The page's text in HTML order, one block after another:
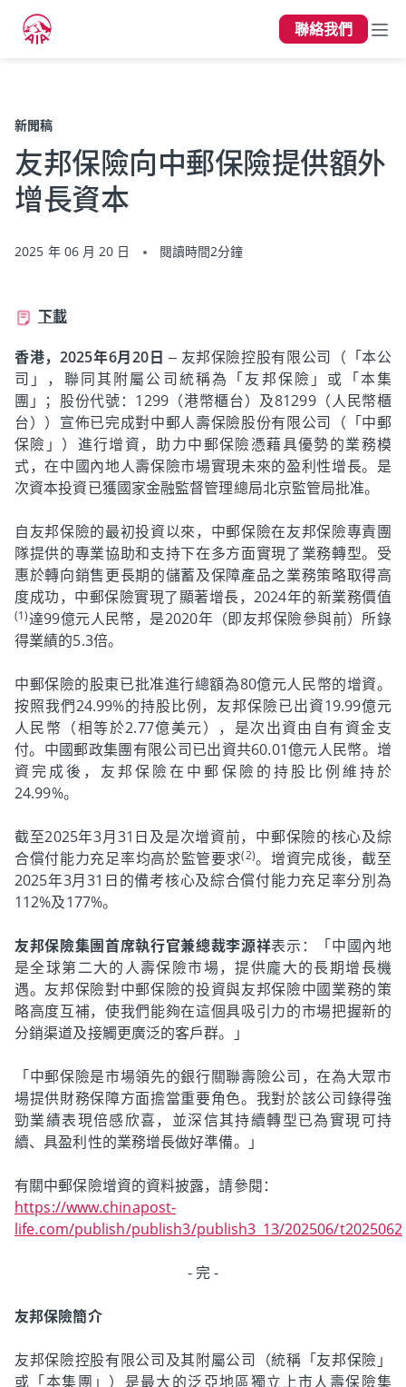
聯絡我們
新聞稿
友邦保險向中郵保險提供額外
增長資本
2025 年 06 月 20 日 閱讀時間2分鐘
下載
香港，2025年6月20日 – 友邦保險控股有限公司（「本公
司」，聯同其附屬公司統稱為「友邦保險」或「本集
團」；股份代號：1299（港幣櫃台）及81299（人民幣櫃
台））宣佈已完成對中郵人壽保險股份有限公司（「中郵
保險」）進行增資，助力中郵保險憑藉具優勢的業務模
式，在中國內地人壽保險市場實現未來的盈利性增長。是
次資本投資已獲國家金融監督管理總局北京監管局批准。
自友邦保險的最初投資以來，中郵保險在友邦保險專責團
隊提供的專業協助和支持下在多方面實現了業務轉型。受
惠於轉向銷售更長期的儲蓄及保障產品之業務策略取得高
度成功，中郵保險實現了顯著增長，2024年的新業務價值
(1)達99億元人民幣，是2020年（即友邦保險參與前）所錄
得業績的5.3倍。
中郵保險的股東已批准進行總額為80億元人民幣的增資。
按照我們24.99%的持股比例，友邦保險已出資19.99億元
人民幣（相等於2.77億美元），是次出資由自有資金支
付。中國郵政集團有限公司已出資共60.01億元人民幣。增
資完成後，友邦保險在中郵保險的持股比例維持於
24.99%。
截至2025年3月31日及是次增資前，中郵保險的核心及綜
合償付能力充足率均高於監管要求(2)。增資完成後，截至
2025年3月31日的備考核心及綜合償付能力充足率分別為
112%及177%。
友邦保險集團首席執行官兼總裁李源祥表示：「中國內地
是全球第二大的人壽保險市場，提供龐大的長期增長機
遇。友邦保險對中郵保險的投資與友邦保險中國業務的策
略高度互補，使我們能夠在這個具吸引力的市場把握新的
分銷渠道及接觸更廣泛的客戶群。」
「中郵保險是市場領先的銀行關聯壽險公司，在為大眾市
場提供財務保障方面擔當重要角色。我對於該公司錄得強
勁業績表現倍感欣喜，並深信其持續轉型已為實現可持
續、具盈利性的業務增長做好準備。」
有關中郵保險增資的資料披露，請參閱：
https://www.chinapost-
life.com/publish/publish3/publish3_13/202506/
- 完 -
友邦保險簡介
友邦保險控股有限公司及其附屬公司（統稱「友邦保險」
或「本集團」）是最大的泛亞地區獨立上市人壽保險集